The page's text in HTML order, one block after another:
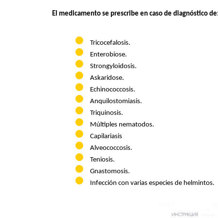
El medicamento se prescribe en caso de diagnóstico
Tricocefalosis.
Enterobiose.
Strongyloidosis.
Askaridose.
Echinococcosis.
Anquilostomiasis.
Triquinosis.
Múltiples nematodos.
Capilariasis
Alveococcosis.
Teniosis.
Gnastomosis.
Infección con varias especies de helmintos.